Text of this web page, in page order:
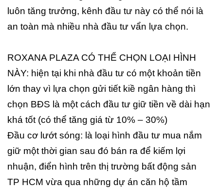
luôn tăng trưởng, kênh đầu tư này có thể nói là
an toàn mà nhiều nhà đầu tư vẩn lựa chọn.
ROXANA PLAZA CÓ THỂ CHỌN LOẠI HÌNH
NÀY: hiện tại khi nhà đầu tư có một khoản tiền
lớn thay vì lựa chọn gửi tiết kiề ngân hàng thì
chọn BĐS là một cách đầu tư giữ tiền về dài hạn
khá tốt (có thể tăng giá từ 10% – 30%)
Đầu cơ lướt sóng: là loại hình đầu tư mua nắm
giữ một thời gian sau đó bán ra để kiếm lợi
nhuận, điển hình trên thị trường bất động sản
TP HCM vừa qua những dự án căn hộ tầm